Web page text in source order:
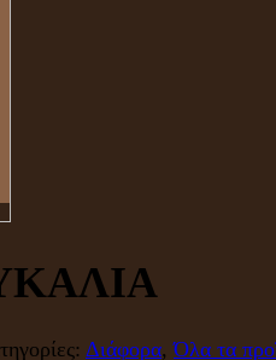
Διάφορα,Όλα τα